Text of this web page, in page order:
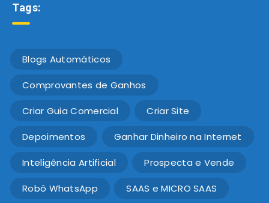
Tags:
Blogs Automáticos
Comprovantes de Ganhos
Criar Guia Comercial Criar Site
Depoimentos Ganhar Dinheiro na Internet
Inteligência Artificial Prospecta e Vende
Robô WhatsApp SAAS e MICRO SAAS